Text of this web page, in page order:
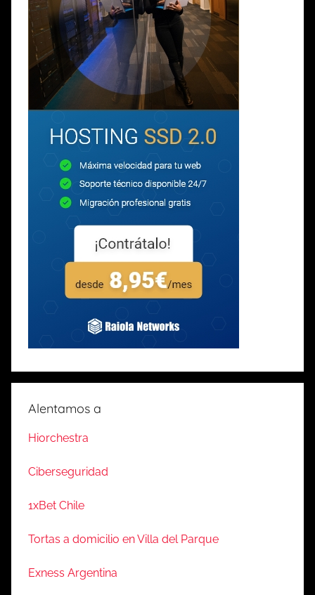
Alentamos a
Hiorchestra
Ciberseguridad
1xBet Chile
Tortas a domicilio en Villa del Parque
Exness Argentina